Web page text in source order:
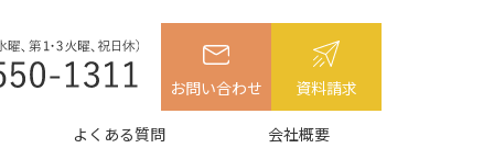
お問い合わせ 資料請求
よくある質問 会社概要